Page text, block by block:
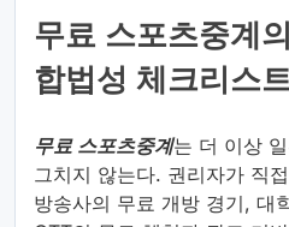
무료 스포츠중계
합법성 체크리스
무료 스포츠중계는 더 이상
그치지 않는다. 권리자가 직
방송사의 무료 개방 경기, 대